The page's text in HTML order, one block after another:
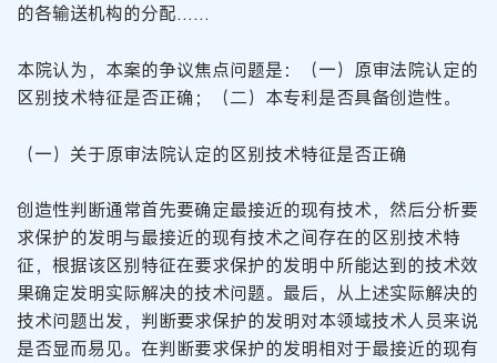
的各输送机构的分配……
本院认为，本案的争议焦点问题是：（一）原审法院认定的
区别技术特征是否正确；（二）本专利是否具备创造性。
（一）关于原审法院认定的区别技术特征是否正确
创造性判断通常首先要确定最接近的现有技术，然后分析要
求保护的发明与最接近的现有技术之间存在的区别技术特
征，根据该区别特征在要求保护的发明中所能达到的技术效
果确定发明实际解决的技术问题。最后，从上述实际解决的
技术问题出发，判断要求保护的发明对本领域技术人员来说
是否显而易见。在判断要求保护的发明相对于最接近的现有